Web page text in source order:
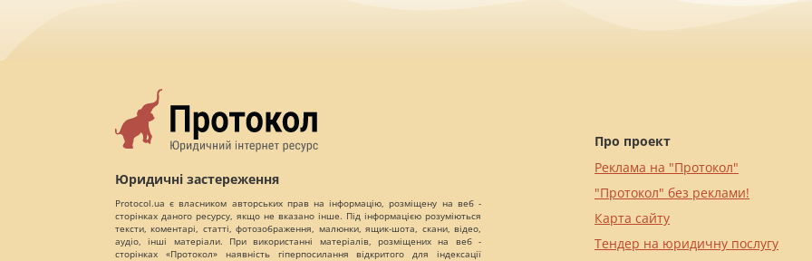
Юридичні застереження
Protocol.ua є власником авторських прав на інформацію, розміщену на веб -
сторінках даного ресурсу, якщо не вказано інше. Під інформацією розуміються
тексти, коментарі, статті, фотозображення, малюнки, ящик-шота, скани, відео,
аудіо, інші матеріали. При використанні матеріалів, розміщених на веб -
сторінках «Протокол» наявність гіперпосилання відкритого для індексації
Про проект
Реклама на "Протокол"
"Протокол" без реклами!
Карта сайту
Тендер на юридичну послугу